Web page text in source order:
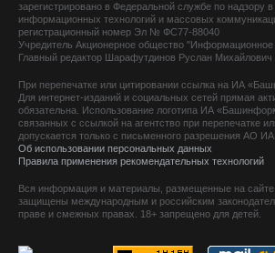
зарегистрировано в Федеральной службе по надзору
информационных технологий и массовых
регистрационный номер Эл № ФС77-88040
Учредитель Акционерное общество
Главный редактор Шарафутдинов Руслан Михайлович
При перепечатке или цитировании ссылка на ИА
Для интернет-изданий и социальных сетей прямая
обязательна. Использование логотипа ИА
связанных с ссылкой на агентство при перепечатке
допускается только с письменного разрешения АО
Об использовании персональных данных
Правила применения рекомендательных технологий
Вся информация и материалы, размещенные на сайте
защищены международным и российским
праве и смежных правах. 18+ запрещено для детей.